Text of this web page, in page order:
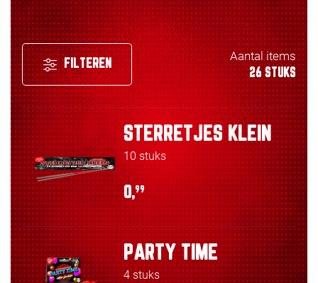
FILTEREN
Aantal items
26 STUKS
STERRETJES KLEIN
10 stuks
0,99
PARTY TIME
4 stuks